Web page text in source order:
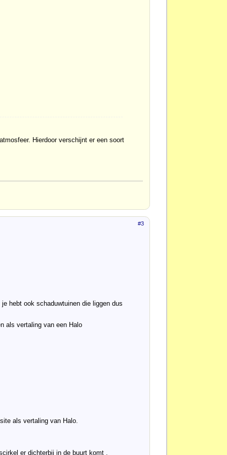
Hierdoor verschijnt er een soort
#3
hebt ook schaduwtuinen die liggen dus
als vertaling van een Halo
als vertaling van Halo.
er dichterbij in de buurt komt .